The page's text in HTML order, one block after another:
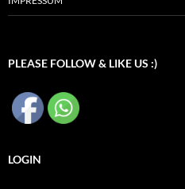
PLEASE FOLLOW & LIKE US :)
LOGIN